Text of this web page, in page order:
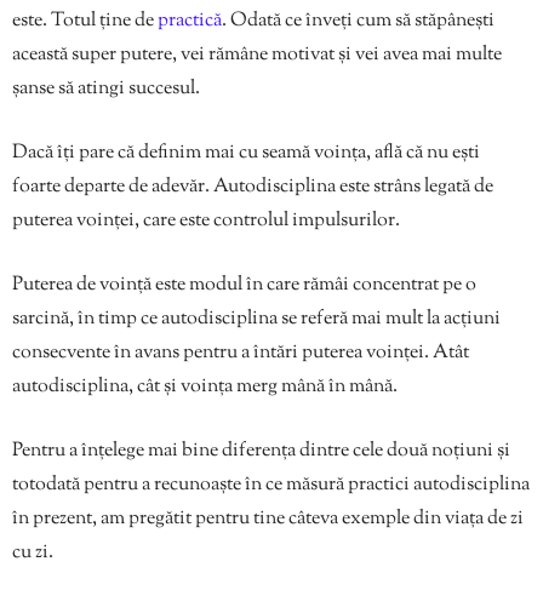
este. Totul ține depractică. Odată ce înveți cum să stăpânești
această super putere, vei rămâne motivat și vei avea mai multe
șanse să atingi succesul.
Dacă îți pare că definim mai cu seamă voința, află că nu ești
foarte departe de adevăr. Autodisciplina este strâns legată de
puterea voinței, care este controlul impulsurilor.
Puterea de voință este modul în care rămâi concentrat pe o
sarcină, în timp ce autodisciplina se referă mai mult la acțiuni
consecvente în avans pentru a întări puterea voinței. Atât
autodisciplina, cât și voința merg mână în mână.
Pentru a înțelege mai bine diferența dintre cele două noțiuni și
totodată pentru a recunoaște în ce măsură practici autodisciplina
în prezent, am pregătit pentru tine câteva exemple din viața de zi
cu zi.